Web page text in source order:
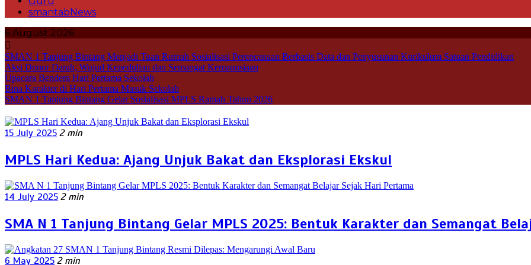
smantabNews
6 August 2026
SMAN 1 Tanjung Bintang Menjadi Tuan Rumah Sosialisasi Perencanaan Berbasis Data dan Penyusunan Kurikulum Satuan Pendidikan
Aksi Donor Darah, Wujud Kepedulian dan Semangat Kemanusiaan
Upacara Bendera Hari Pertama Sekolah
Bina Karakter di Hari Pertama Masuk Sekolah
SMAN 1 Tanjung Bintang Gelar Sosialisasi MPLS Ramah Tahun 2026
15 July 2025 2 min
MPLS Hari Kedua: Ajang Unjuk Bakat dan Eksplorasi Ekskul
14 July 2025 2 min
SMA N 1 Tanjung Bintang Gelar MPLS 2025: Bentuk Karakter dan Semangat
6 May 2025 2 min